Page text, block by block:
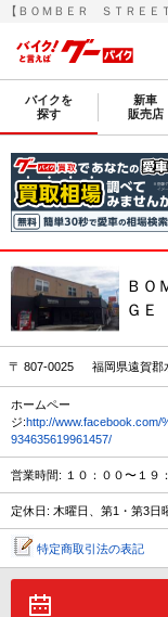
バイクを
探す
新車
販売店
ＢＯ
ＧＥ
〒 807-0025 福岡県遠賀郡
ホームペー
ジ:http://www.facebook.com/
934635619961457/
営業時間: １０：００〜１９
定休日: 木曜日、第1・第3日
特定商取引法の表記